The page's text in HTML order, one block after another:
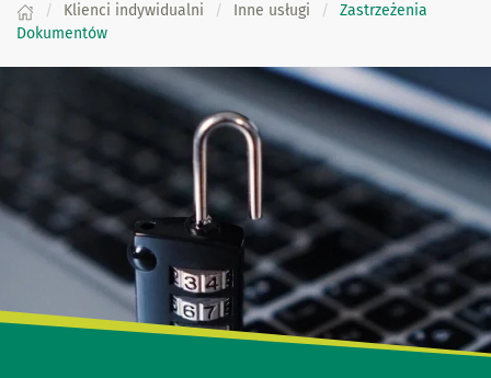
Klienci indywidualni Inne usługi
Zastrzeżenia
Dokumentów